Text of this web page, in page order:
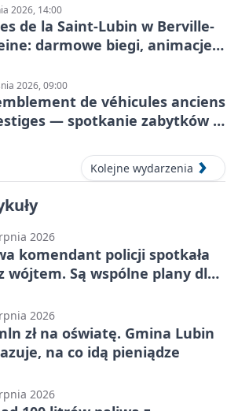
2026, 14:00
de la Saint-Lubin w Berville-
darmowe biegi, animacje i
2026, 09:00
de véhicules anciens
— spotkanie zabytków i
Kolejne wydarzenia
2026
komendant policji spotkała
wójtem. Są wspólne plany dla
2026
zł na oświatę. Gmina Lubin
na co idą pieniądze
2026